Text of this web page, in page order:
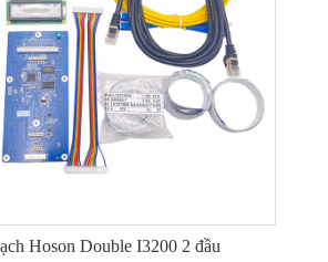
Hoson Double I3200 2 đầu